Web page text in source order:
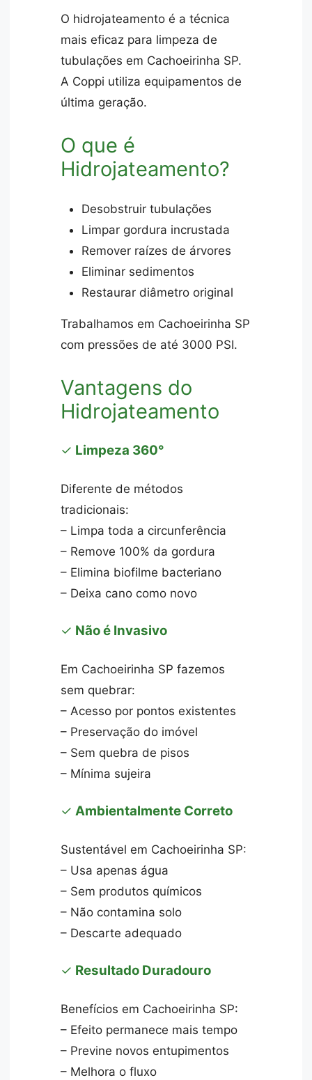
O hidrojateamento é a técnica
mais eficaz para limpeza de
tubulações em Cachoeirinha SP.
A Coppi utiliza equipamentos de
última geração.
O que é
Hidrojateamento?
Desobstruir tubulações
Limpar gordura incrustada
Remover raízes de árvores
Eliminar sedimentos
Restaurar diâmetro original
Trabalhamos em Cachoeirinha SP
com pressões de até 3000 PSI.
Vantagens do
Hidrojateamento
✓ Limpeza 360°
Diferente de métodos
tradicionais:
– Limpa toda a circunferência
– Remove 100% da gordura
– Elimina biofilme bacteriano
– Deixa cano como novo
✓ Não é Invasivo
Em Cachoeirinha SP fazemos
sem quebrar:
– Acesso por pontos existentes
– Preservação do imóvel
– Sem quebra de pisos
– Mínima sujeira
✓Ambientalmente Correto
Sustentável em Cachoeirinha SP:
– Usa apenas água
– Sem produtos químicos
– Não contamina solo
– Descarte adequado
✓ Resultado Duradouro
Benefícios em Cachoeirinha SP:
– Efeito permanece mais tempo
– Previne novos entupimentos
– Melhora o fluxo